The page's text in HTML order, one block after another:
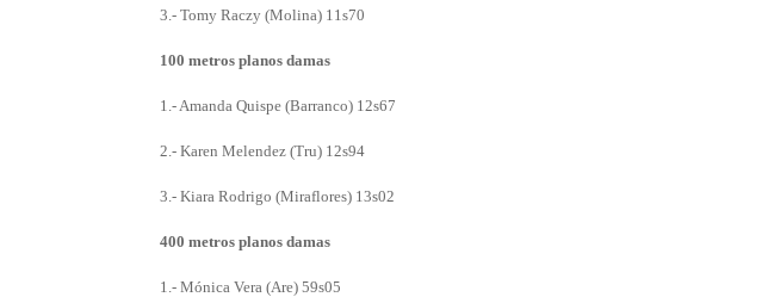
3.- Tomy Raczy (Molina) 11s70
100 metros planos damas
1.- Amanda Quispe (Barranco) 12s67
2.- Karen Melendez (Tru) 12s94
3.- Kiara Rodrigo (Miraflores) 13s02
400 metros planos damas
1.- Mónica Vera (Are) 59s05